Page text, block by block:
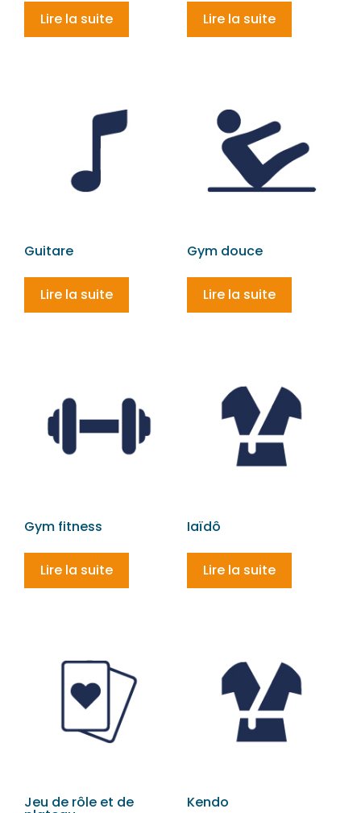
Lire la suite Lire la suite
Guitare
Lire la suite
Gym douce
Lire la suite
Gym fitness
Lire la suite
Iaïdô
Lire la suite
Jeu de rôle et de Kendo